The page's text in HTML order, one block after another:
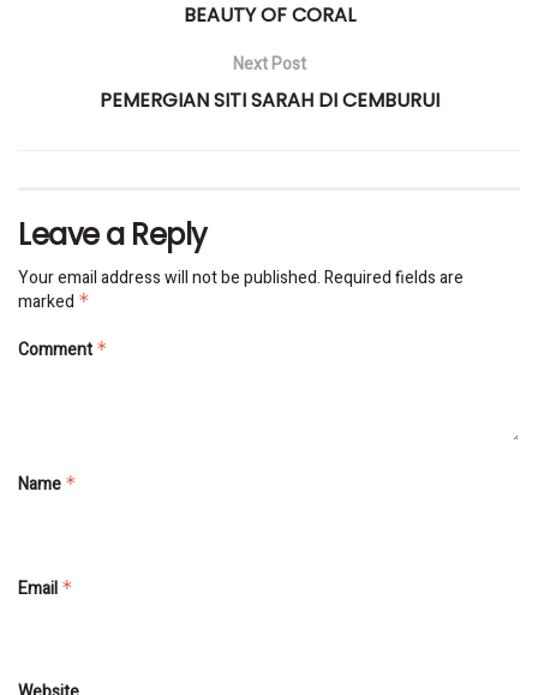
BEAUTY OF CORAL
Next Post
PEMERGIAN SITI SARAH DI CEMBURUI
Leave a Reply
Your email address will not be published.Required fields are
marked *
Comment *
Name *
Email *